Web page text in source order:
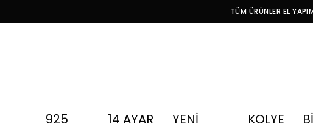
TÜM ÜRÜNLER EL
925
14 AYAR
YENİ
KOLYE